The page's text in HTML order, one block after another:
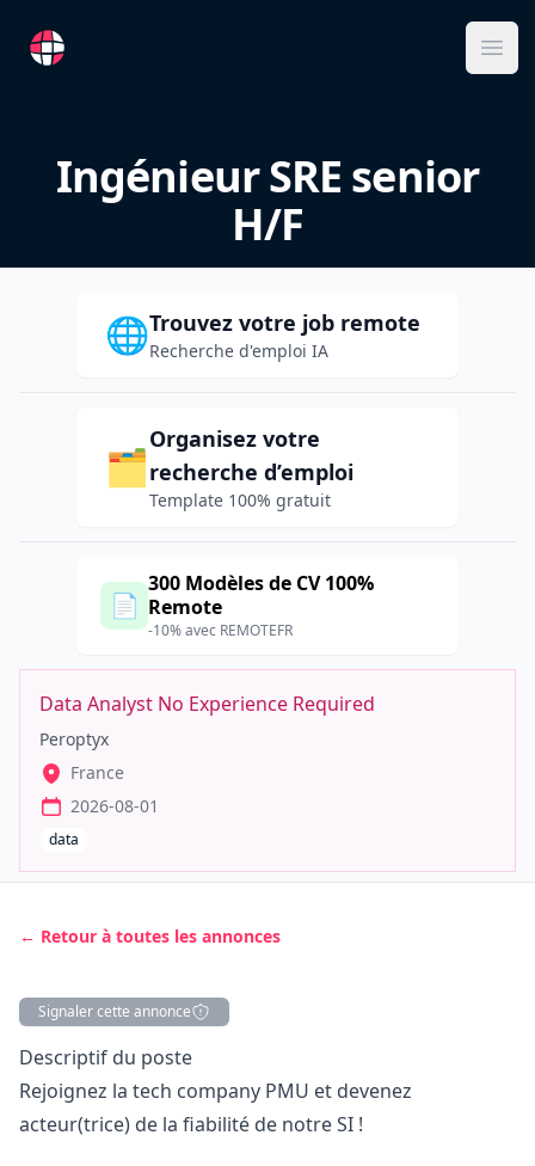
RemoteFR
Ingénieur SRE senior
H/F
🌐Trouvez votre job remote
Recherche d'emploi IA
🗂️
Organisez votre
recherche d’emploi
Template 100% gratuit
📄
300 Modèles de CV 100%
Remote
-10% avec REMOTEFR
Data Analyst No Experience Required
Peroptyx
France
2026-08-01
data
← Retour à toutes les annonces
Signaler cette annonce
Description
Descriptif du poste
Rejoignez la tech company PMU et devenez
acteur(trice) de la fiabilité de notre SI !